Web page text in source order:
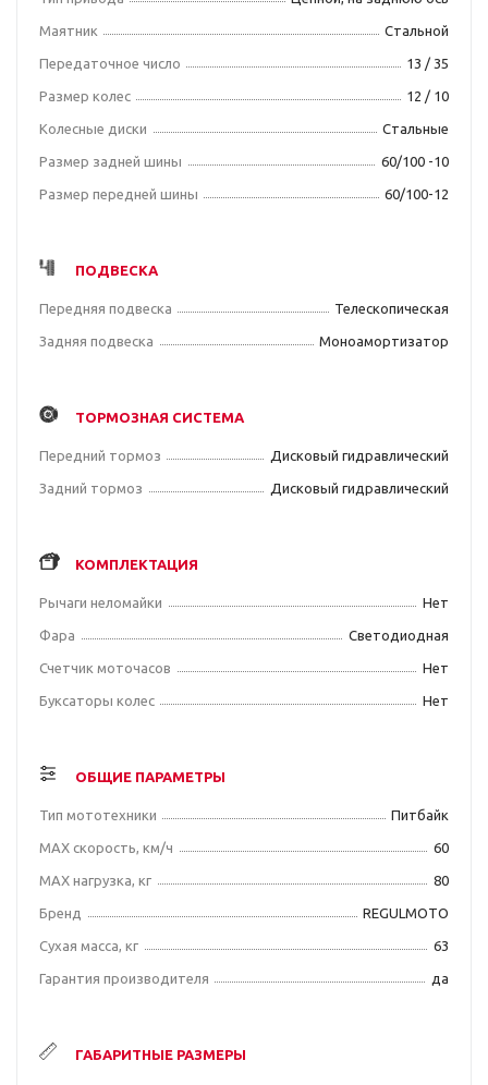
Маятник Стальной
Передаточное число 13 / 35
Размер колес 12 / 10
Колесные диски Стальные
Размер задней шины 60/100 -10
Размер передней шины 60/100-12
ПОДВЕСКА
Передняя подвеска Телескопическая
Задняя подвеска Моноамортизатор
ТОРМОЗНАЯ СИСТЕМА
Передний тормоз Дисковый гидравлический
Задний тормоз Дисковый гидравлический
КОМПЛЕКТАЦИЯ
Рычаги неломайки Нет
Фара Светодиодная
Счетчик моточасов Нет
Буксаторы колес Нет
ОБЩИЕ ПАРАМЕТРЫ
Тип мототехники Питбайк
MAX скорость, км/ч 60
MAX нагрузка, кг 80
Бренд REGULMOTO
Сухая масса, кг 63
Гарантия производителя да
ГАБАРИТНЫЕ РАЗМЕРЫ